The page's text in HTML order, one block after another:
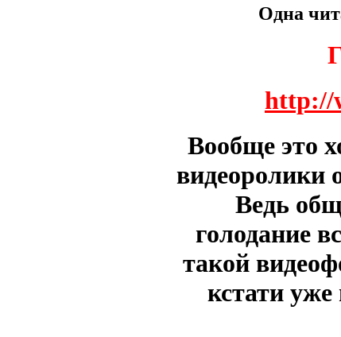
Одна
http://
Вообще это
видеоролики
Ведь
голодание
такой
кстати